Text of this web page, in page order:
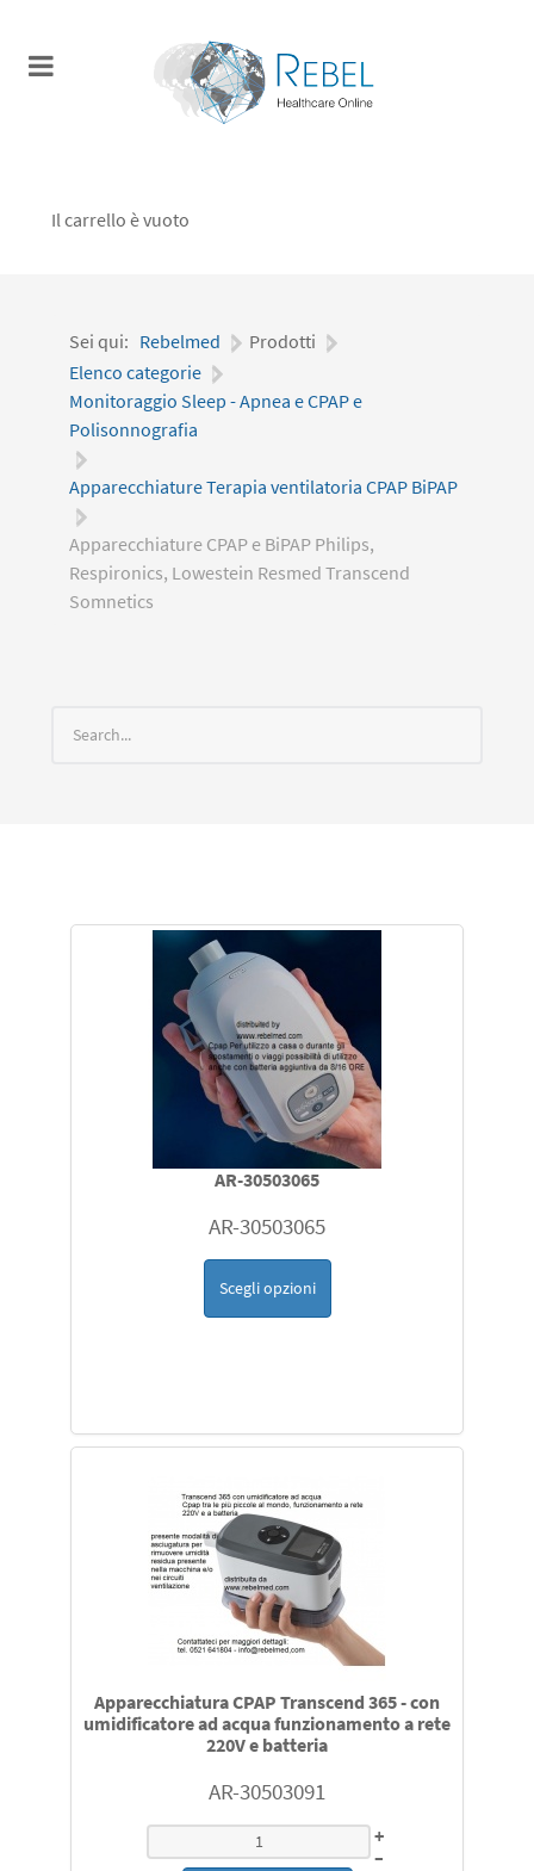
Il carrello è vuoto
Sei qui: Rebelmed | Prodotti |
Elenco categorie |
Monitoraggio Sleep - Apnea e CPAP e
Polisonnografia
|
Apparecchiature Terapia ventilatoria CPAP BiPAP
|
Apparecchiature CPAP e BiPAP Philips,
Respironics, Lowestein Resmed Transcend
Somnetics
AR-30503065
AR-30503065
Scegli opzioni
Apparecchiatura CPAP Transcend 365 - con
umidificatore ad acqua funzionamento a rete
220V e batteria
AR-30503091
+
–